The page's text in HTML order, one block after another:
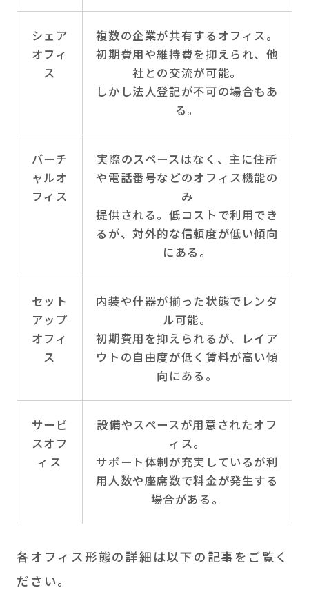
シェア
オフィ
ス
複数の企業が共有するオフィス。
初期費用や維持費を抑えられ、他
社との交流が可能。
しかし法人登記が不可の場合もあ
る。
バーチ
ャルオ
フィス
実際のスペースはなく、主に住所
や電話番号などのオフィス機能の
み
提供される。低コストで利用でき
るが、対外的な信頼度が低い傾向
にある。
セット
アップ
オフィ
ス
内装や什器が揃った状態でレンタ
ル可能。
初期費用を抑えられるが、レイア
ウトの自由度が低く賃料が高い傾
向にある。
サービ
スオフ
ィス
設備やスペースが用意されたオフ
ィス。
サポート体制が充実しているが利
用人数や座席数で料金が発生する
場合がある。
各オフィス形態の詳細は以下の記事をご覧く
ださい。